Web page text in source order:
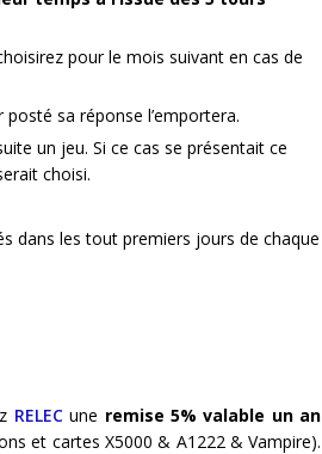
pour le mois suivant en cas de
sa réponse l’emportera.
un jeu. Si ce cas se présentait ce
choisi.
dans les tout premiers jours de chaque
RELECune remise 5% valable un an
et cartes X5000 & A1222 & Vampire).